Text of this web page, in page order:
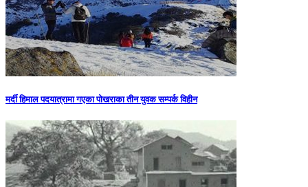
मर्दी हिमाल पदयात्रामा गएका पोखराका तीन युवक सम्पर्क विहीन